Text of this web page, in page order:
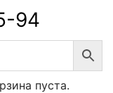
94
пуста.